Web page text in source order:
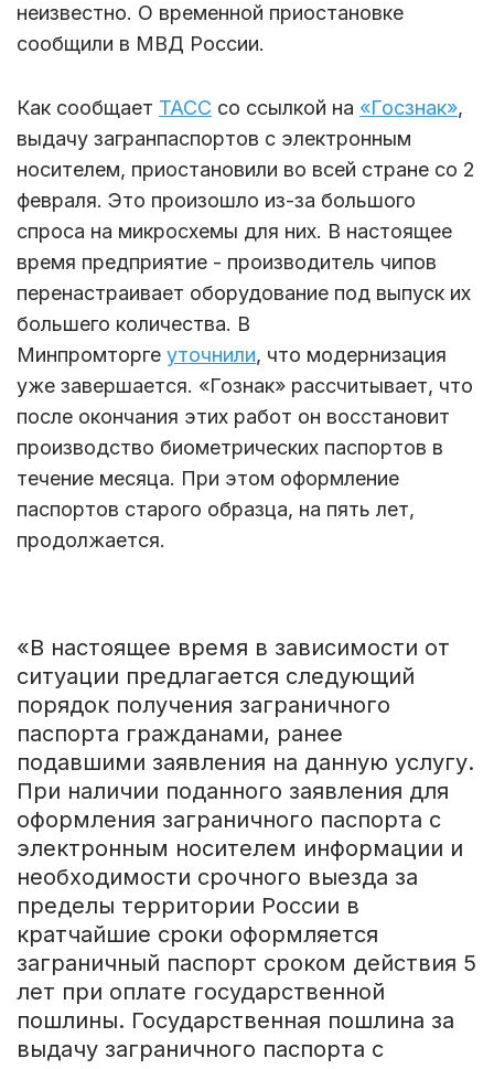
неизвестно. О временной приостановке
сообщили в МВД России.
Как сообщает ТАСС со ссылкой на «Госзнак»,
выдачу загранпаспортов с электронным
носителем, приостановили во всей стране со 2
февраля. Это произошло из-за большого
спроса на микросхемы для них. В настоящее
время предприятие - производитель чипов
перенастраивает оборудование под выпуск их
большего количества. В
Минпромторге уточнили, что модернизация
уже завершается. «Гознак» рассчитывает, что
после окончания этих работ он восстановит
производство биометрических паспортов в
течение месяца. При этом оформление
паспортов старого образца, на пять лет,
продолжается.
«В настоящее время в зависимости от
ситуации предлагается следующий
порядок получения заграничного
паспорта гражданами, ранее
подавшими заявления на данную услугу.
При наличии поданного заявления для
оформления заграничного паспорта с
электронным носителем информации и
необходимости срочного выезда за
пределы территории России в
кратчайшие сроки оформляется
заграничный паспорт сроком действия 5
лет при оплате государственной
пошлины. Государственная пошлина за
выдачу заграничного паспорта с